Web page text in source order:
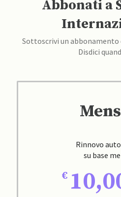
Abbonati a
Sottoscrivi un
Disdici
Rinnovo
su base